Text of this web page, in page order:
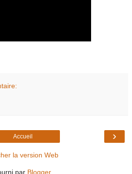
›
Accueil
la version Web
par Blogger.